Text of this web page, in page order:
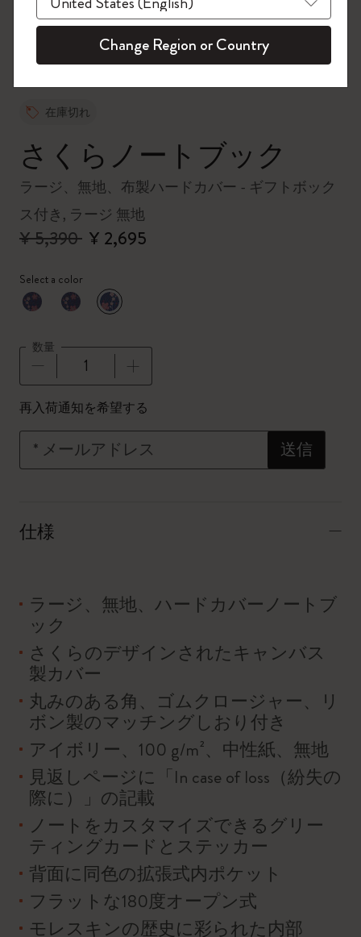
在庫切れ
さくらノートブック
ラージ、無地、布製ハードカバー - ギフトボック
ス付き, ラージ 無地
¥ 5,390 ¥ 2,695
Select a color
選択済
*選択したカラー
数量
数量が1に更新されました
再入荷通知を希望する
送信
* メールアドレス
仕様
ラージ、無地、ハードカバーノートブ
ック
さくらのデザインされたキャンバス
製カバー
丸みのある角、ゴムクロージャー、リ
ボン製のマッチングしおり付き
アイボリー、100 g/m²、中性紙、無地
見返しページに「In case of loss（紛失の
際に）」の記載
ノートをカスタマイズできるグリー
ティングカードとステッカー
背面に同色の拡張式内ポケット
フラットな180度オープン式
モレスキンの歴史に彩られた内部
今すぐ会員登録 !
Change Region or Country